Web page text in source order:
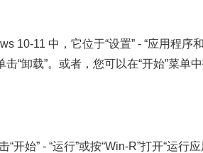
11 中，它位于“设置” - “应用程序
“卸载”。或者，您可以在“开始”菜单
始” - “运行”或按“Win-R”打开“运行